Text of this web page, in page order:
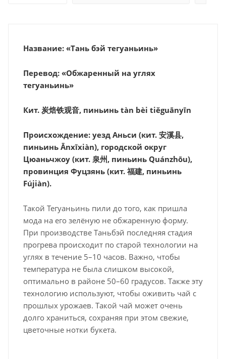
Название: «Тань бэй тегуаньинь»
Перевод: «Обжаренный на углях
тегуаньинь»
Кит. 炭焙铁观音, пиньинь tàn bèi tiěguānyīn
Происхождение: уезд Аньси (кит. 安溪县,
пиньинь Ānxīxiàn), городской округ
Цюаньчжоу (кит. 泉州, пиньинь Quánzhōu),
провинция Фуцзянь (кит. 福建, пиньинь
Fújiàn).
Такой Тегуаньинь пили до того, как пришла
мода на его зелёную не обжаренную форму.
При производстве Таньбэй последняя стадия
прогрева происходит по старой технологии на
углях в течение 5–10 часов. Важно, чтобы
температура не была слишком высокой,
оптимально в районе 50–60 градусов. Также эту
технологию используют, чтобы оживить чай с
прошлых урожаев. Такой чай может очень
долго храниться, сохраняя при этом свежие,
цветочные нотки букета.